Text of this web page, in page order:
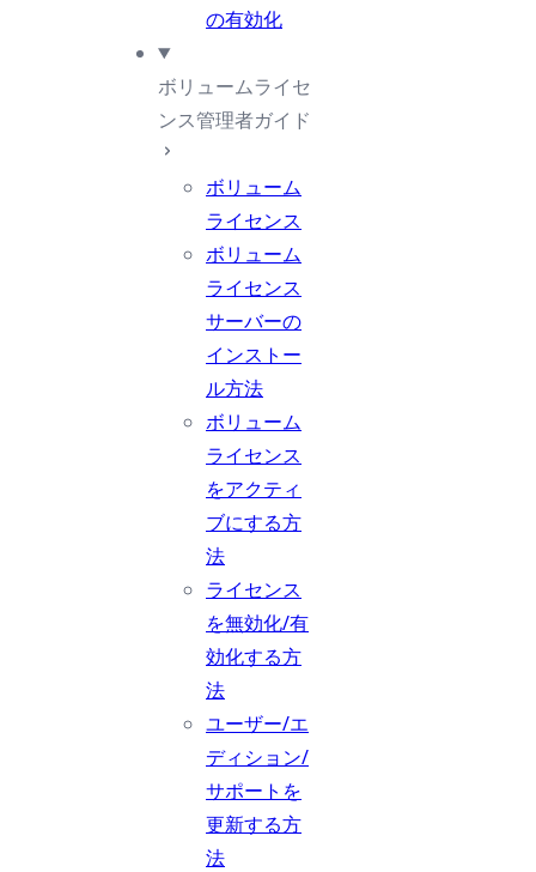
の有効化
ボリュームライセ
ンス管理者ガイド
ボリューム
ライセンス
ボリューム
ライセンス
サーバーの
インストー
ル方法
ボリューム
ライセンス
をアクティ
ブにする方
法
ライセンス
を無効化/有
効化する方
法
ユーザー/エ
ディション/
サポートを
更新する方
法